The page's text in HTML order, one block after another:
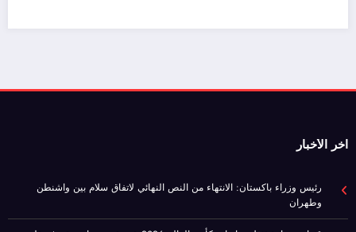
عراقجي: مذكرة تفاهم مع واشنطن تقترب من الإنجاز.. وندعو لوقف التكهنات
الإعلامية